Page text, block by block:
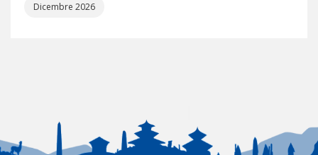
Dicembre 2026